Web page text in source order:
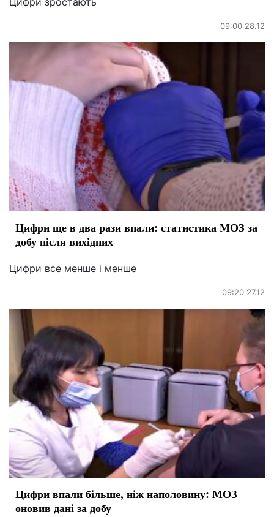
09:00 28.12
Цифри ще в два рази впали: статистика МОЗ за
добу після вихідних
Цифри все менше і менше
09:20 27.12
Цифри впали більше, ніж наполовину: МОЗ
оновив дані за добу